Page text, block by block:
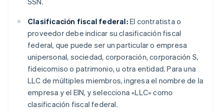
Clasificación fiscal federal: El contratista o
proveedor debe indicar su clasificación fiscal
federal, que puede ser un particular o empresa
unipersonal, sociedad, corporación, corporación S,
fideicomiso o patrimonio, u otra entidad. Para una
LLC de múltiples miembros, ingresa el nombre de la
empresa y el EIN, y selecciona «LLC» como
clasificación fiscal federal.